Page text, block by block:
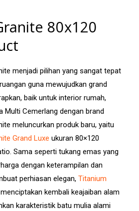
80x120
menjadi pilihan yang sangat tepat
guna mewujudkan grand
baik untuk interior rumah,
Multi Cemerlang dengan brand
meluncurkan produk baru, yaitu
Grand Luxe ukuran 80×120
Sama seperti tukang emas yang
dengan keterampilan dan
perhiasan elegan, Titanium
kembali keajaiban alam
karakteristik batu mulia alami